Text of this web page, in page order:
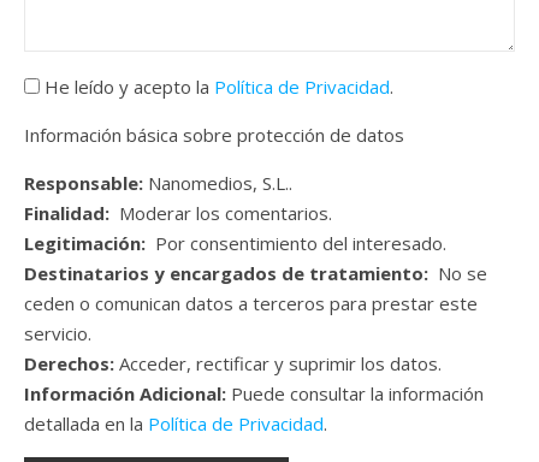
He leído y acepto la Política de Privacidad.
Información básica sobre protección de datos
Responsable: Nanomedios, S.L..
Finalidad: Moderar los comentarios.
Legitimación: Por consentimiento del interesado.
Destinatarios y encargados de tratamiento: No se
ceden o comunican datos a terceros para prestar este
servicio.
Derechos: Acceder, rectificar y suprimir los datos.
Información Adicional: Puede consultar la información
detallada en la Política de Privacidad.